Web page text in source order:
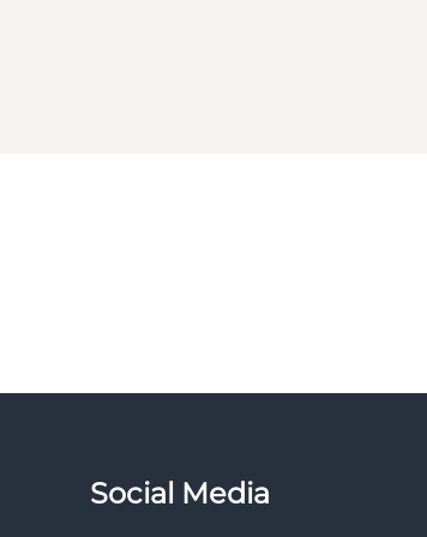
Social Media